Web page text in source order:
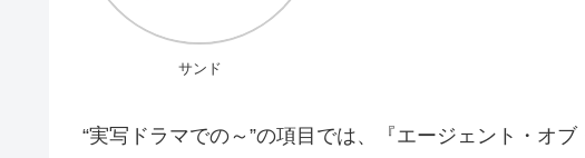
サンド
“実写ドラマでの～”の項目では、『エージェント・オ